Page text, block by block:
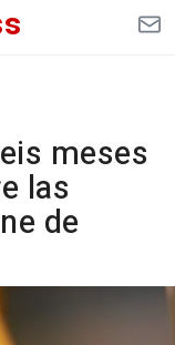
meses
las
de